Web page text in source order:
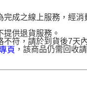
成之線上服務，經消
供退貨服務。
符，請於到貨後7天
頁 ，該商品仍需回收